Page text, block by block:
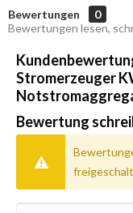
Bewertungen
0
Bewertungen lesen,
Stromerzeuger
Bewertung